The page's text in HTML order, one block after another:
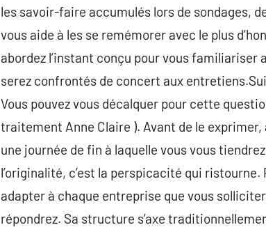
les savoir-faire accumulés lors de sondages,
vous aide à les se remémorer avec le plus
abordez l’instant conçu pour vous familiariser
serez confrontés de concert aux
Vous pouvez vous décalquer pour cette
traitement Anne Claire ). Avant de le
une journée de fin à laquelle vous vous
l’originalité, c’est la perspicacité qui
adapter à chaque entreprise que vous
répondrez. Sa structure s’axe